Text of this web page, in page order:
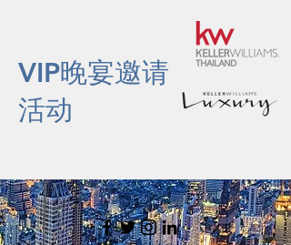
VIP晚宴邀请
活动